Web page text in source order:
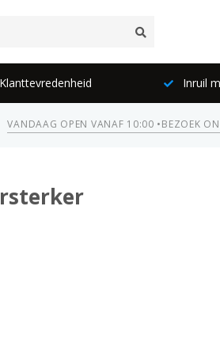
Inruil
VANDAAG OPEN VANAF 10:00 •BEZOEK